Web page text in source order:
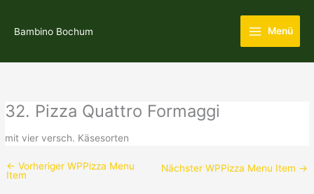
springen
Bambino Bochum
Main
Menu
Menü
32. Pizza Quattro Formaggi
mit vier versch. Käsesorten
← Vorheriger WPPizza Menu
Item
Nächster WPPizza Menu Item →